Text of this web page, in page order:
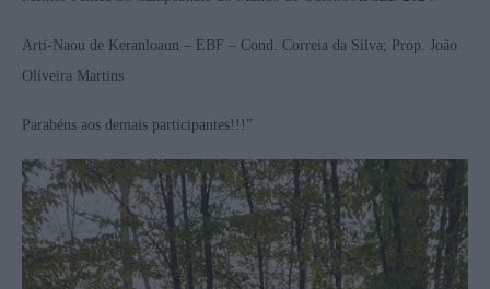
Arti-Naou de Keranloaun – EBF – Cond. Correia da Silva; Prop. João
Oliveira Martins
Parabéns aos demais participantes!!!”